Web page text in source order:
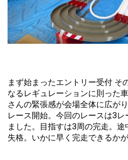
まず始まったエントリー受付 そ
なるレギュレーションに則った
さんの緊張感が会場全体に広が
レース開始。今回のレースは3
ました。目指すは3周の完走。
失格。いかに早く完走できるか